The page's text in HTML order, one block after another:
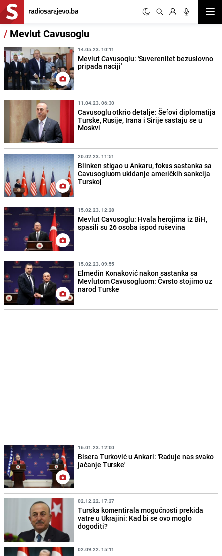
/ Mevlut Cavusoglu
14.05.23. 10:11
Mevlut Cavusoglu: 'Suverenitet bezuslovno
pripada naciji'
11.04.23. 06:30
Cavusoglu otkrio detalje: Šefovi diplomatija
Turske, Rusije, Irana i Sirije sastaju se u
Moskvi
20.02.23. 11:51
Blinken stigao u Ankaru, fokus sastanka sa
Cavusogluom ukidanje američkih sankcija
Turskoj
15.02.23. 12:28
Mevlut Cavusoglu: Hvala herojima iz BiH,
spasili su 26 osoba ispod ruševina
15.02.23. 09:55
Elmedin Konaković nakon sastanka sa
Mevlutom Cavusogluom: Čvrsto stojimo uz
narod Turske
16.01.23. 12:00
Bisera Turković u Ankari: 'Raduje nas svako
jačanje Turske'
02.12.22. 17:27
Turska komentirala mogućnosti prekida
vatre u Ukrajini: Kad bi se ovo moglo
dogoditi?
02.09.22. 15:11